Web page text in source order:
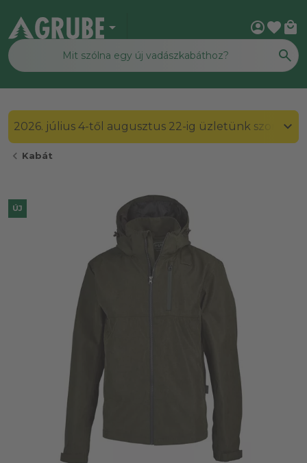
arrow_drop_down account_circlefavorite local_mall
2026. július 4-től augusztus 22-ig üzletünk
chevron_left Kabát
ÚJ